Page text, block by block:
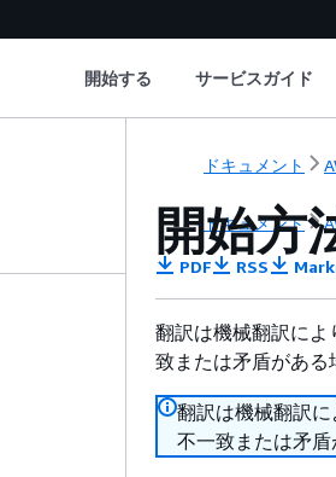
開始する サービスガイド
ドキュメント
ドキュメント
開始方
PDF RSS
翻訳は機械翻訳に
致または矛盾がある
翻訳は機械翻訳
不一致または矛盾